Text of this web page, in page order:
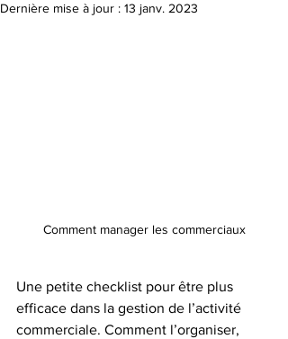
Dernière mise à jour : 13 janv. 2023
Comment manager les commerciaux
Une petite checklist pour être plus
efficace dans la gestion de l’activité
commerciale. Comment l’organiser,